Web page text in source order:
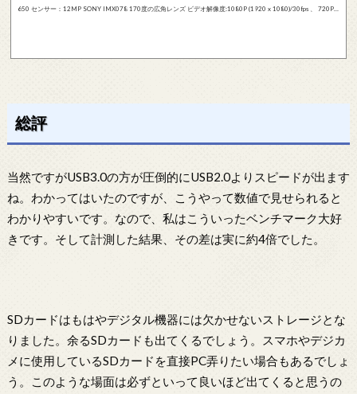
650 センサー：12MP SONY IMX078 170度の広角レンズ ビデオ解像度:1080P (1920 x 1080)/30fps 、 720P
総評
当然ですがUSB3.0の方が圧倒的にUSB2.0よりスピードが出ます
ね。わかってはいたのですが、こうやって数値で見せられると
わかりやすいです。なので、私はこういったベンチマーク大好
きです。そして計測した結果、その差は実に約4倍でした。
SDカードはもはやデジタル機器には欠かせないストレージとな
りました。余るSDカードも出てくるでしょう。スマホやデジカ
メに使用しているSDカードを直接PC弄りたい場合もあるでしょ
う。このような場面は必ずといって良いほど出てくると思うの